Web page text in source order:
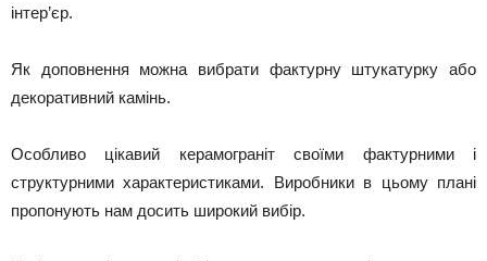
інтер’єр.
Як доповнення можна вибрати фактурну штукатурку або
декоративний камінь.
Особливо цікавий керамограніт своїми фактурними і
структурними характеристиками. Виробники в цьому плані
пропонують нам досить широкий вибір.